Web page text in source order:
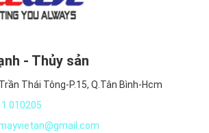
chế, nhân viên phục vụ, tạp dề quán
tóc, tạp dề cho ngành đông lạnh, thịt
nếu sản phẩm không như mô tả,
chi phí vận chuyển trả hàng lại, hoặc
ý hoàn trả tiền với người bán. Các bảo
- Thủy sản
Thái Tông-P.15, Q.Tân Bình-Hcm